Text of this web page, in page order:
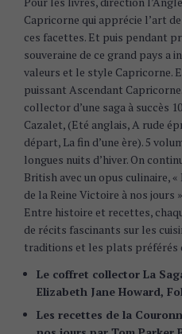
Capricorne qui apprécie l’art
ces facettes. Et puis pendant
souveraine de ce grand pays a
valeurs et le style Capricorne.
puissant Ascendant
collector d’une saga à succès
Cazalet, (Eté anglais, A rude
départ, La fin d’une ère). 5
longues nuits d’hiver. On
British avec un opus culinaire,
de la Reine Victoire à nos jours
Entre histoire et recettes,
de récits fascinants sur les
traditions et les plats préférés
Le coffret collector La
Elizabeth Jane Howard,
Les recettes de la
e